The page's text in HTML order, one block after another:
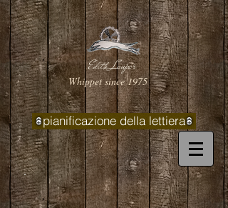
Edith Lauper
Whippet since 1975
pianificazione della lettiera